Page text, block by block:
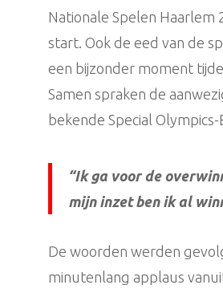
Nationale Spelen Haarlem
start. Ook de eed van de
een bijzonder moment
Samen spraken de
bekende Special Olympics-
“Ik ga voor de
mijn inzet ben ik al
De woorden werden
minutenlang applaus